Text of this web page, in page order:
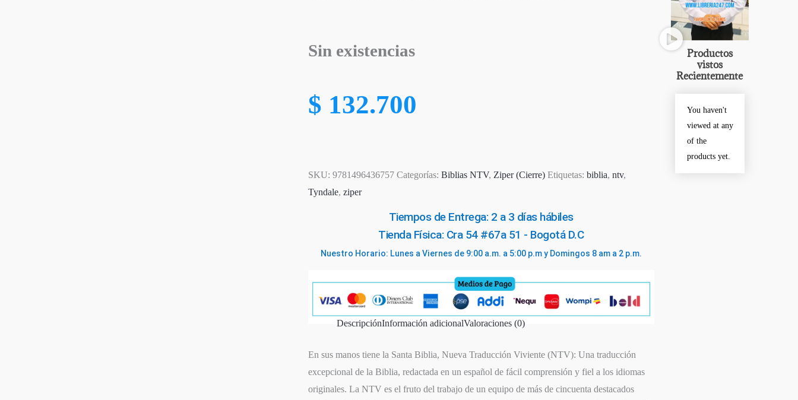
Sin existencias
$ 132.700
SKU:9781496436757 Categorías:Biblias NTV, Ziper (Cierre) Etiquetas:biblia,ntv,
Tyndale,ziper
Tiempos de Entrega: 2 a 3 días hábiles
Tienda Física: Cra 54 #67a 51 - Bogotá D.C
Nuestro Horario: Lunes a Viernes de 9:00 a.m. a 5:00 p.m y Domingos 8 am a 2 p.m.
DescripciónInformación adicionalValoraciones (0)
En sus manos tiene la Santa Biblia, Nueva Traducción Viviente (NTV): Una traducción
excepcional de la Biblia, redactada en un español de fácil comprensión y fiel a los idiomas
originales. La NTV es el fruto del trabajo de un equipo de más de cincuenta destacados
Productos
vistos
Recientemente
You haven't
viewed at any
of the
products yet.